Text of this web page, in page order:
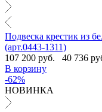
Подвеска крестик из
(арт.0443-1311)
107 200 руб.
40 736
В корзину
-62%
НОВИНКА